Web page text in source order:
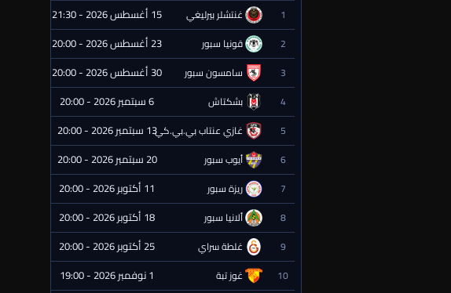
1
غنتشلر بيرليغي 15 أغسطس 2026 - 21:30
2 قونيا سبور 23 أغسطس 2026 - 20:00
3 سامسون سبور 30 أغسطس 2026 - 20:00
4 بشكتاش 6 سبتمبر 2026 - 20:00
5 غازي عنتاب بي.بي.كي.13 سبتمبر 2026 - 20:00
6 أيوب سبور 20 سبتمبر 2026 - 20:00
7 ريزة سبور 11 أكتوبر 2026 - 20:00
8 ألانيا سبور 18 أكتوبر 2026 - 20:00
9 غلطة سراي 25 أكتوبر 2026 - 20:00
10 غوز تبة 1 نوفمبر 2026 - 19:00